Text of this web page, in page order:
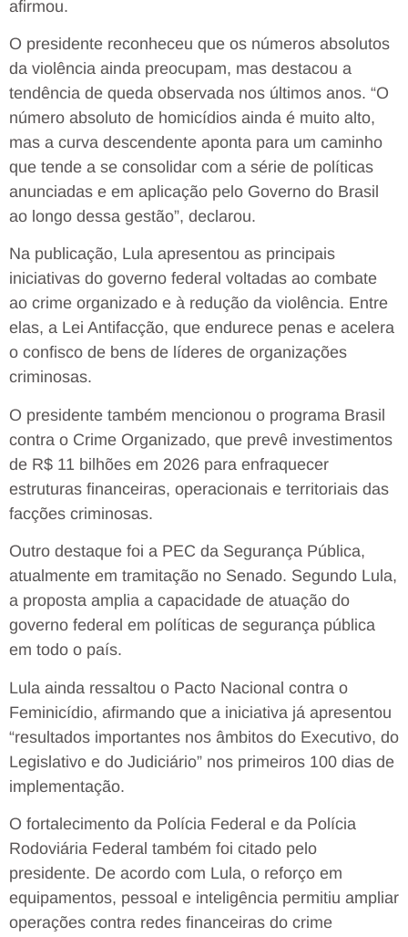
afirmou.
O presidente reconheceu que os números absolutos
da violência ainda preocupam, mas destacou a
tendência de queda observada nos últimos anos. “O
número absoluto de homicídios ainda é muito alto,
mas a curva descendente aponta para um caminho
que tende a se consolidar com a série de políticas
anunciadas e em aplicação pelo Governo do Brasil
ao longo dessa gestão”, declarou.
Na publicação, Lula apresentou as principais
iniciativas do governo federal voltadas ao combate
ao crime organizado e à redução da violência. Entre
elas, a Lei Antifacção, que endurece penas e acelera
o confisco de bens de líderes de organizações
criminosas.
O presidente também mencionou o programa Brasil
contra o Crime Organizado, que prevê investimentos
de R$ 11 bilhões em 2026 para enfraquecer
estruturas financeiras, operacionais e territoriais das
facções criminosas.
Outro destaque foi a PEC da Segurança Pública,
atualmente em tramitação no Senado. Segundo Lula,
a proposta amplia a capacidade de atuação do
governo federal em políticas de segurança pública
em todo o país.
Lula ainda ressaltou o Pacto Nacional contra o
Feminicídio, afirmando que a iniciativa já apresentou
“resultados importantes nos âmbitos do Executivo, do
Legislativo e do Judiciário” nos primeiros 100 dias de
implementação.
O fortalecimento da Polícia Federal e da Polícia
Rodoviária Federal também foi citado pelo
presidente. De acordo com Lula, o reforço em
equipamentos, pessoal e inteligência permitiu ampliar
operações contra redes financeiras do crime